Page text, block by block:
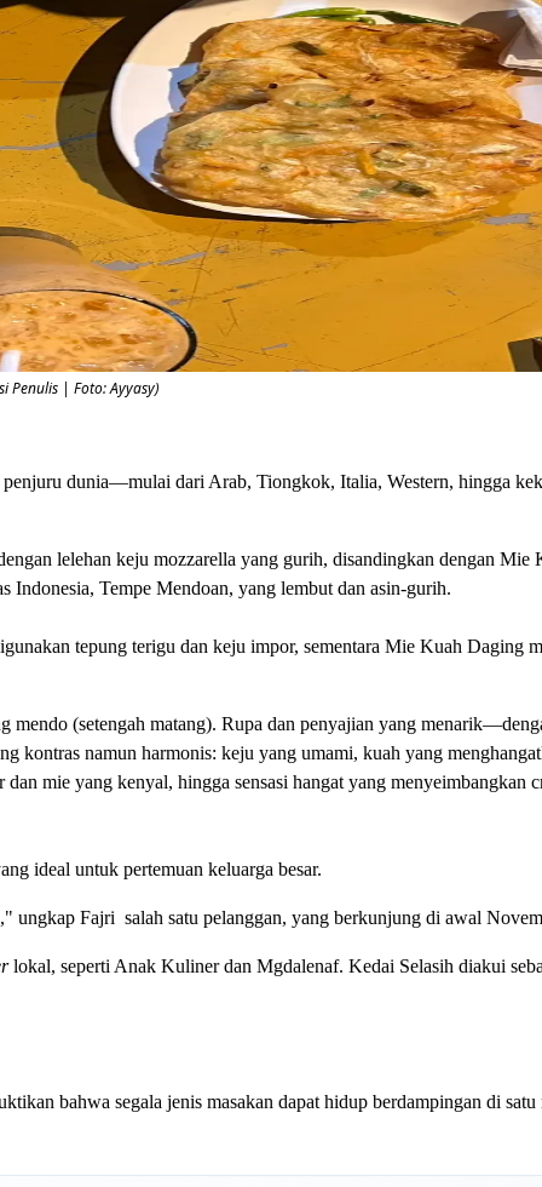
Penulis | Foto: Ayyasy)
dunia—mulai dari Arab, Tiongkok, Italia, Western, hingga
lelehan keju mozzarella yang gurih, disandingkan dengan Mie
Indonesia, Tempe Mendoan, yang lembut dan asin-gurih.
tepung terigu dan keju impor, sementara Mie Kuah Daging
mendo (setengah matang). Rupa dan penyajian yang
kontras namun harmonis: keju yang umami, kuah yang
mie yang kenyal, hingga sensasi hangat yang menyeimbangkan
ideal untuk pertemuan keluarga besar.
ungkap Fajri salah satu pelanggan, yang berkunjung di awal
lokal, seperti Anak Kuliner dan Mgdalenaf. Kedai Selasih diakui
bahwa segala jenis masakan dapat hidup berdampingan di satu